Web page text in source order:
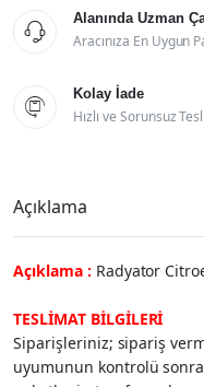

Alanında Uzman
Aracınıza En Uygun

Kolay İade
Hızlı ve Sorunsuz
Açıklama
Açıklama : Radyator
TESLİMAT BİLGİLERİ
Siparişleriniz; sipariş
uyumunun kontrolü